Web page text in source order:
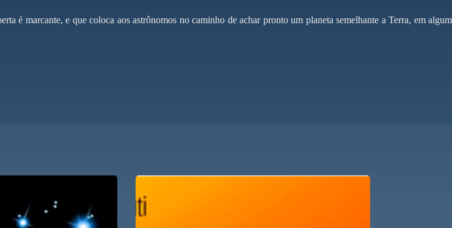
é marcante, e que coloca aos astrônomos no caminho de achar pronto um planeta semelhante a Terra, em algum